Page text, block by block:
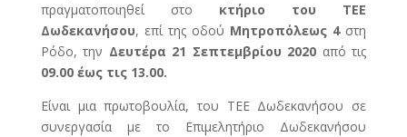
πραγματοποιηθεί στο κτήριο του ΤΕΕ
Δωδεκανήσου, επί της οδού Μητροπόλεως 4 στη
Ρόδο, την Δευτέρα 21 Σεπτεμβρίου 2020 από τις
09.00 έως τις 13.00.
Είναι μια πρωτοβουλία, του ΤΕΕ Δωδεκανήσου σε
συνεργασία με το Επιμελητήριο Δωδεκανήσου